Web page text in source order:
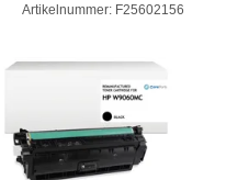
Artikelnummer: F25602156